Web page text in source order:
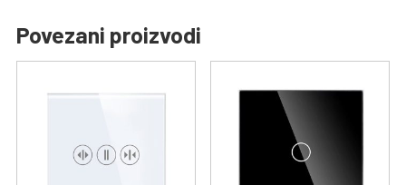
Povezani proizvodi